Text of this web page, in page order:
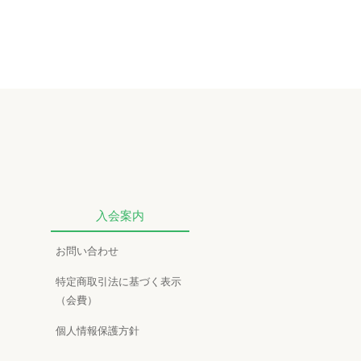
入会案内
お問い合わせ
特定商取引法に基づく表示
（会費）
個人情報保護方針